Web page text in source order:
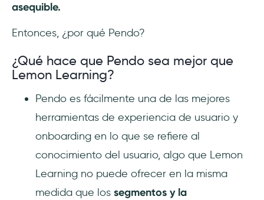
asequible.
Entonces, ¿por qué Pendo?
¿Qué hace que Pendo sea mejor que
Lemon Learning?
Pendo es fácilmente una de las mejores
herramientas de experiencia de usuario y
onboarding en lo que se refiere al
conocimiento del usuario, algo que Lemon
Learning no puede ofrecer en la misma
medida que los segmentos y la